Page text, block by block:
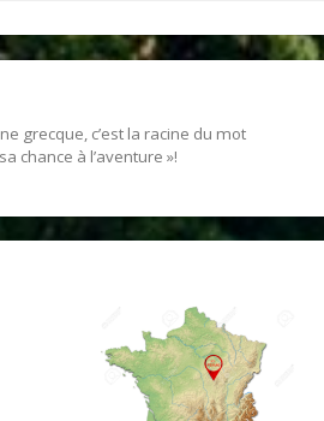
grecque, c’est la racine du mot
chance à l’aventure »!